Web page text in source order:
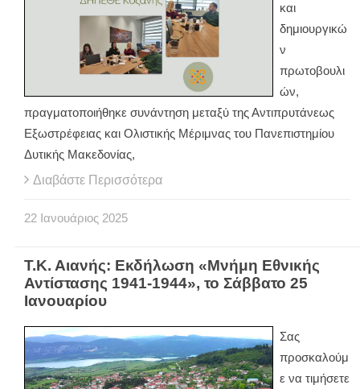
και
δημιουργικώ
ν
πρωτοβουλι
ών,
πραγματοποιήθηκε συνάντηση μεταξύ της Αντιπρυτάνεως
Εξωστρέφειας και Ολιστικής Μέριμνας του Πανεπιστημίου
Δυτικής Μακεδονίας,
Διαβάστε Περισσότερα
22 Ιανουάριος 2025
Τ.Κ. Αιανής: Εκδήλωση «Μνήμη Εθνικής
Αντίστασης 1941-1944», το Σάββατο 25
Ιανουαρίου
Σας
προσκαλούμ
ε να τιμήσετε